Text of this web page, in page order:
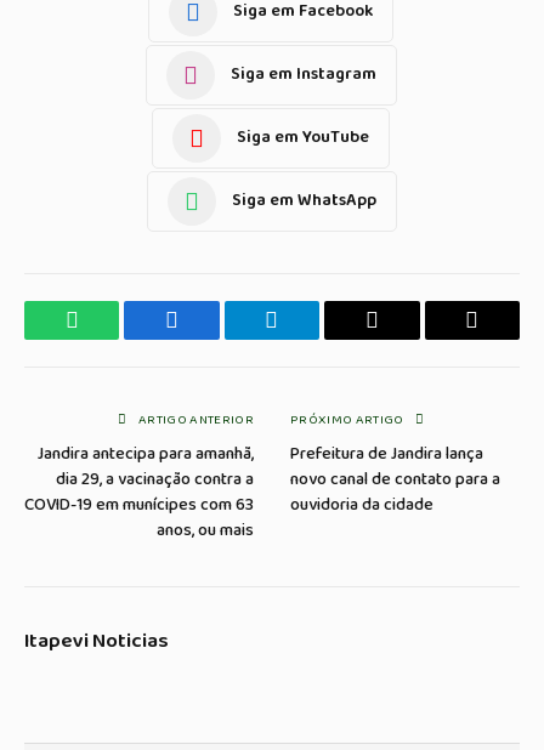
Siga em Facebook
Siga em Instagram
Siga em YouTube
Siga em WhatsApp
WhatsApp Facebook Telegrama Copiar
E-
ARTIGO ANTERIOR
Jandira antecipa para amanhã,
dia 29, a vacinação contra a
COVID-19 em munícipes com 63
anos, ou mais
PRÓXIMO ARTIGO
Prefeitura de Jandira lança
novo canal de contato para a
ouvidoria da cidade
Itapevi Noticias